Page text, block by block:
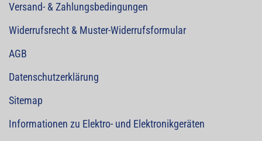
Versand- & Zahlungsbedingungen
Widerrufsrecht & Muster-Widerrufsformular
AGB
Datenschutzerklärung
Sitemap
Informationen zu Elektro- und Elektronikgeräten